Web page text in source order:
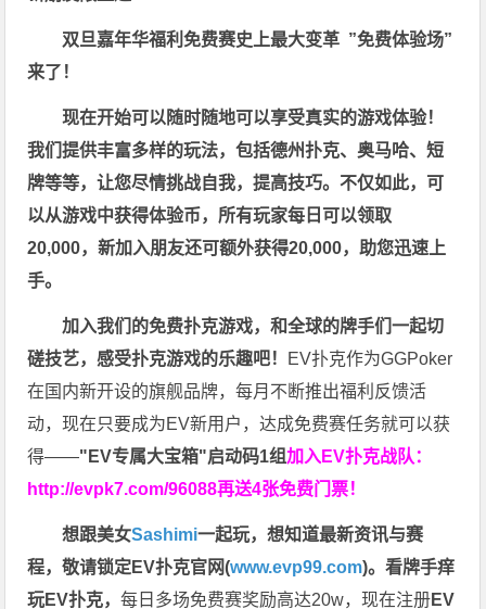
双旦嘉年华福利免费赛史上最大变革 ”免费体验场”
来了！
现在开始可以随时随地可以享受真实的游戏体验！
我们提供丰富多样的玩法，包括德州扑克、奥马哈、短
牌等等，让您尽情挑战自我，提高技巧。不仅如此， 可
以从游戏中获得体验币，所有玩家每日可以领取
20,000，新加入朋友还可额外获得20,000，助您迅速上
手。
加入我们的免费扑克游戏，和全球的牌手们一起切
磋技艺，感受扑克游戏的乐趣吧！ EV扑克作为GGPoker
在国内新开设的旗舰品牌，每月不断推出福利反馈活
动，现在只要成为EV新用户，达成免费赛任务就可以获
得——"EV专属大宝箱"启动码1组加入EV扑克战队：
http://evpk7.com/96088再送4张免费门票！
想跟美女Sashimi一起玩，想知道最新资讯与赛
程，敬请锁定EV扑克官网(www.evp99.com)。看牌手痒
玩EV扑克，每日多场免费赛奖励高达20w，现在注册EV